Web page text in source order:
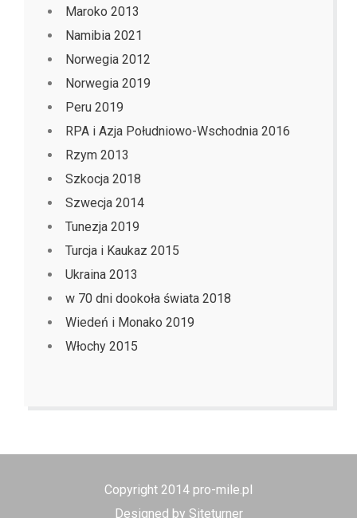
Maroko 2013
Namibia 2021
Norwegia 2012
Norwegia 2019
Peru 2019
RPA i Azja Południowo-Wschodnia 2016
Rzym 2013
Szkocja 2018
Szwecja 2014
Tunezja 2019
Turcja i Kaukaz 2015
Ukraina 2013
w 70 dni dookoła świata 2018
Wiedeń i Monako 2019
Włochy 2015
Copyright 2014 pro-mile.pl
Designed by Siteturner